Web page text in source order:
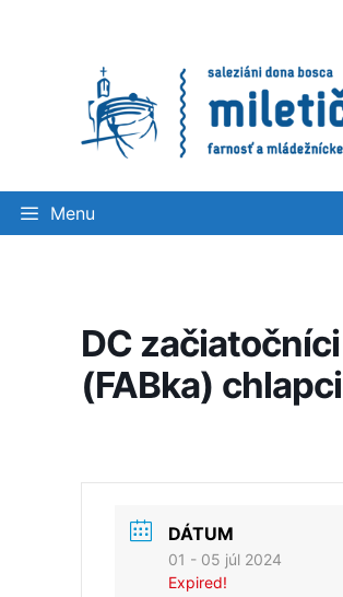
Menu
DC začiatočníci
(FABka) chlapci
DÁTUM
01 - 05 júl 2024
Expired!